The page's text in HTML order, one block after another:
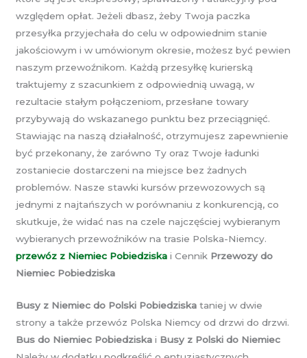
względem opłat. Jeżeli dbasz, żeby Twoja paczka
przesyłka przyjechała do celu w odpowiednim stanie
jakościowym i w umówionym okresie, możesz być pewien
naszym przewoźnikom. Każdą przesyłkę kurierską
traktujemy z szacunkiem z odpowiednią uwagą, w
rezultacie stałym połączeniom, przesłane towary
przybywają do wskazanego punktu bez przeciągnięć.
Stawiając na naszą działalność, otrzymujesz zapewnienie
być przekonany, że zarówno Ty oraz Twoje ładunki
zostaniecie dostarczeni na miejsce bez żadnych
problemów. Nasze stawki kursów przewozowych są
jednymi z najtańszych w porównaniu z konkurencją, co
skutkuje, że widać nas na czele najczęściej wybieranym
wybieranych przewoźników na trasie Polska-Niemcy.
przewóz z Niemiec Pobiedziska i Cennik Przewozy do
Niemiec Pobiedziska
Busy z Niemiec do Polski Pobiedziska taniej w dwie
strony a także przewóz Polska Niemcy od drzwi do drzwi.
Bus do Niemiec Pobiedziska i Busy z Polski do Niemiec